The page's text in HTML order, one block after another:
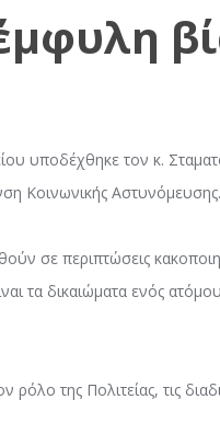
υποδέχθηκε τον κ.
Κοινωνικής Αστυνόμευσης.
σε περιπτώσεις
τα δικαιώματα ενός
της Πολιτείας, τις